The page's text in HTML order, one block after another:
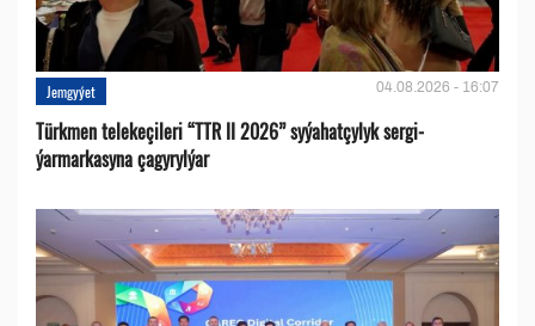
Jemgyýet 04.08.2026 - 16:07
Türkmen telekeçileri “TTR II 2026” syýahatçylyk sergi-
ýarmarkasyna çagyrylýar